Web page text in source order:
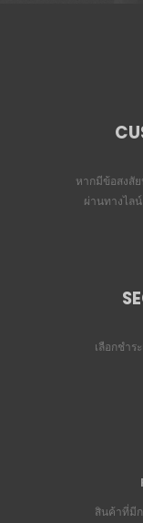
หากมีข้อสงสั
ผ่านทางไลน์
เลือกชำร
สินค้าที่มี